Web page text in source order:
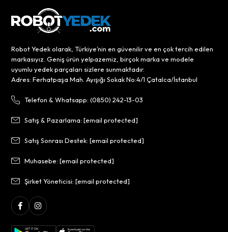
Robot Yedek olarak, Türkiye’nin en güvenilir ve en çok tercih edilen
markasıyız. Geniş ürün yelpazemiz, birçok marka ve modele
uyumlu yedek parçaları sizlere sunmaktadır.
Adres: Ferhatpaşa Mah. Ayışığı Sokak No:4/1 Çatalca/İstanbul
Telefon & Whatsapp: (0850) 242-13-03
Satış & Pazarlama:[email protected]
Satış Sonrası Destek:[email protected]
Muhasebe:[email protected]
Şirket Yöneticisi:[email protected]